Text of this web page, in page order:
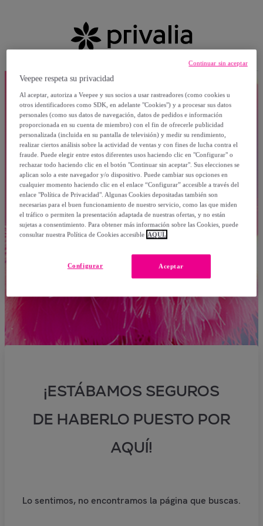
¡ESTÁBAMOS SEGUROS
DE HABERLO PUESTO POR
AQUÍ!
Lo sentimos, no encontramos la página que buscas.
Veepee respeta su privacidad
Al aceptar, autoriza a Veepee y sus socios a usar rastreadores (como cookies u
otros identificadores como SDK, en adelante "Cookies") y a procesar sus datos
personales (como sus datos de navegación, datos de pedidos e información
proporcionada en su cuenta de miembro) con el fin de ofrecerle publicidad
personalizada (incluida en su pantalla de televisión) y medir su rendimiento,
realizar ciertos análisis sobre la actividad de ventas y con fines de lucha contra el
fraude. Puede elegir entre estos diferentes usos haciendo clic en "Configurar" o
rechazar todo haciendo clic en el botón "Continuar sin aceptar". Sus elecciones se
aplican solo a este navegador y/o dispositivo. Puede cambiar sus opciones en
cualquier momento haciendo clic en el enlace “Configurar” accesible a través del
enlace "Política de Privacidad". Algunas Cookies depositadas también son
necesarias para el buen funcionamiento de nuestro servicio, como las que miden
el tráfico o permiten la presentación adaptada de nuestras ofertas, y no están
sujetas a consentimiento. Para obtener más información sobre las Cookies, puede
consultar nuestra Política de Cookies accesible AQUÍ.
Aceptar
Configurar
Continuar sin aceptar